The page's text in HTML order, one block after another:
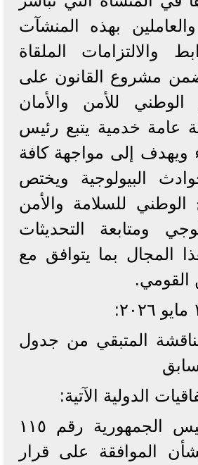
بهذه المنشآت
والالتزامات الملقاة
مشروع القانون على
الوطني للأمن والأمان
عامة خدمية يتبع رئيس
ويهدف إلى مواجهة كافة
البيولوجية ويختص
الوطني للسلامة والأمن
ومتابعة التحديثات
المجال بما يتوافق مع
القومي.
المتبقي من جدول
الدولية الآتية:
١ - قرار رئيس الجمهورية رقم ١١٥
٢٠٢٦ بشأن الموافقة على قرار